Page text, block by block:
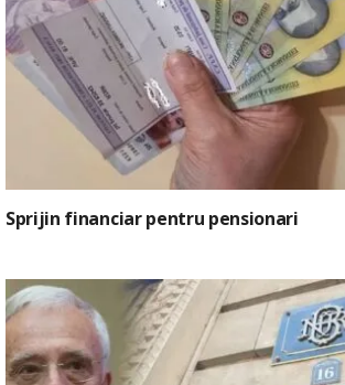
Sprijin financiar pentru pensionari